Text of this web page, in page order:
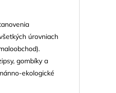
úrovniach
gombíky a
ekologické